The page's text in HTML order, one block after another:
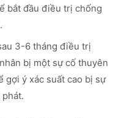
bắt đầu điều trị chống
3-6 tháng điều trị
bị một sự cố thuyên
gợi ý xác suất cao bị sự